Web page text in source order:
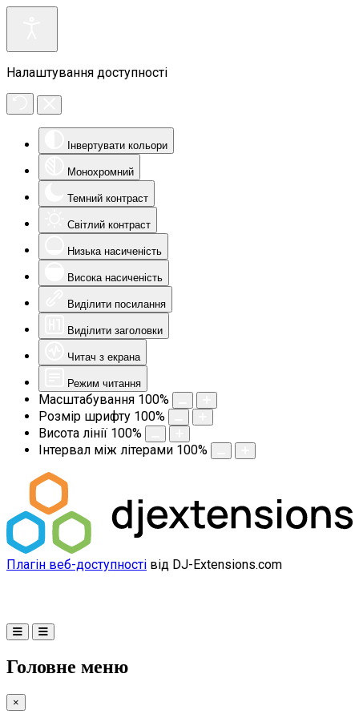
Налаштування доступності
Інвертувати кольори
Монохромний
Темний контраст
Світлий контраст
Низька насиченість
Висока насиченість
Виділити посилання
Виділити заголовки
Читач з екрана
Режим читання
Масштабування 100%
Розмір шрифту 100%
Висота лінії 100%
Інтервал між літерами 100%
Плагін веб-доступності від DJ-Extensions.com
Головне меню
×